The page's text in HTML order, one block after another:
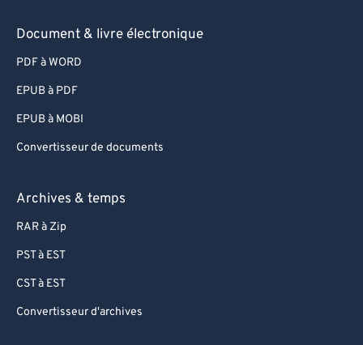
Document & livre électronique
PDF à WORD
EPUB à PDF
EPUB à MOBI
Convertisseur de documents
Archives & temps
RAR à Zip
PST à EST
CST à EST
Convertisseur d'archives